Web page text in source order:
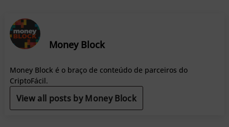
Money Block
Money Block é o braço de conteúdo de parceiros do
CriptoFácil.
View all posts by Money Block